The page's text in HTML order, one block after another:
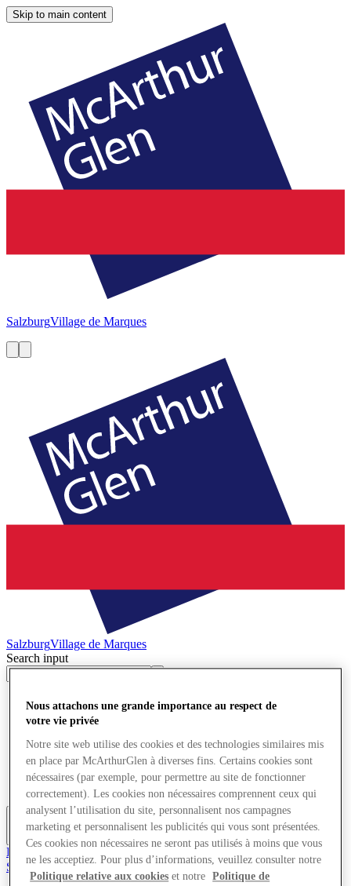
Skip to main content
SalzburgVillage de Marques
SalzburgVillage de Marques
Search input
Magasins
Offres
Planifiez votre visite
Quoi de neuf
Mangez et buvez
Cartes cadeaux
Services
Plus
Le Club
Sauvé
fr
Nous attachons une grande importance au respect de
votre vie privée
Notre site web utilise des cookies et des technologies similaires mis
en place par McArthurGlen à diverses fins. Certains cookies sont
nécessaires (par exemple, pour permettre au site de fonctionner
correctement). Les cookies non nécessaires comprennent ceux qui
analysent l’utilisation du site, personnalisent nos campagnes
marketing et personnalisent les publicités qui vous sont présentées.
Ces cookies non nécessaires ne seront pas utilisés à moins que vous
ne les acceptiez. Pour plus d’informations, veuillez consulter notre
Politique relative aux cookies et notre
Politique de